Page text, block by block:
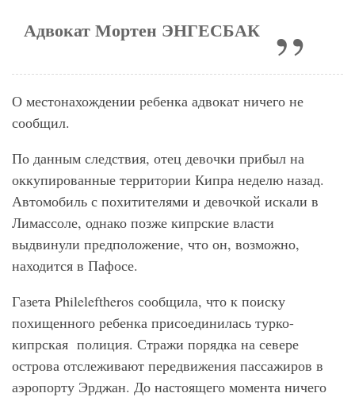
Адвокат Мортен ЭНГЕСБАК
О местонахождении ребенка адвокат ничего не
сообщил.
По данным следствия, отец девочки прибыл на
оккупированные территории Кипра неделю назад.
Автомобиль с похитителями и девочкой искали в
Лимассоле, однако позже кипрские власти
выдвинули предположение, что он, возможно,
находится в Пафосе.
Газета Phileleftheros сообщила, что к поиску
похищенного ребенка присоединилась турко-
кипрская полиция. Стражи порядка на севере
острова отслеживают передвижения пассажиров в
аэропорту Эрджан. До настоящего момента ничего